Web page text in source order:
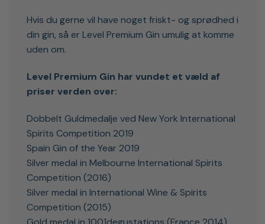
Hvis du gerne vil have noget friskt- og sprødhed i
din gin, så er Level Premium Gin umulig at komme
uden om.
Level Premium Gin har vundet et væld af
priser verden over:
Dobbelt Guldmedalje ved New York International
Spirits Competition 2019
Spain Gin of the Year 2019
Silver medal in Melbourne International Spirits
Competition (2016)
Silver medal in International Wine & Spirits
Competition (2015)